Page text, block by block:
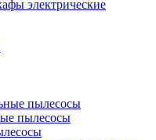
электрические
пылесосы
пылесосы